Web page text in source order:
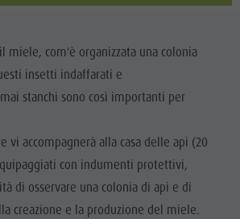
Sotto &
Bosco con
giochi
d'acqua
di Sotto
Adige
miele, com'è organizzata una colonia
insetti indaffarati e
stanchi sono così importanti per
vi accompagnerà alla casa delle api (20
con indumenti protettivi,
di osservare una colonia di api e di
creazione e la produzione del miele.